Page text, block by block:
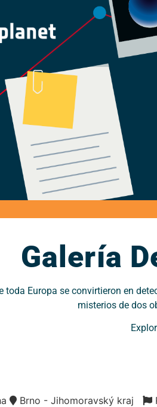
Galería
toda Europa se convirtieron en
misterios de dos
Brno - Jihomoravský kraj